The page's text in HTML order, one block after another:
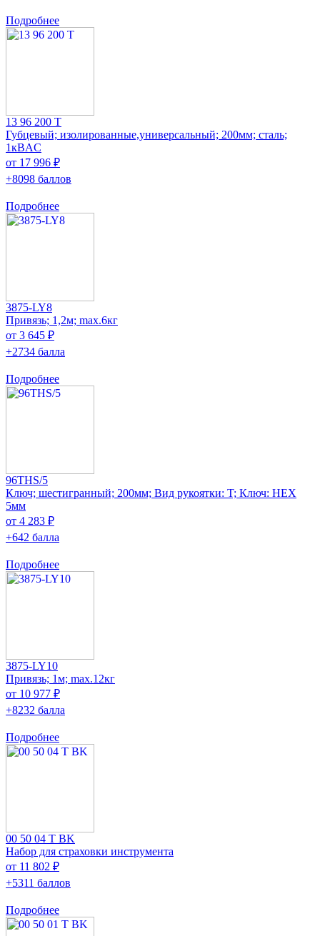
Подробнее
13 96 200 T
Губцевый; изолированные,универсальный; 200мм; сталь;
1кВAC
от 17 996 ₽
+8098 баллов
Подробнее
3875-LY8
Привязь; 1,2м; max.6кг
от 3 645 ₽
+2734 балла
Подробнее
96THS/5
Ключ; шестигранный; 200мм; Вид рукоятки: T; Ключ: HEX
5мм
от 4 283 ₽
+642 балла
Подробнее
3875-LY10
Привязь; 1м; max.12кг
от 10 977 ₽
+8232 балла
Подробнее
00 50 04 T BK
Набор для страховки инструмента
от 11 802 ₽
+5311 баллов
Подробнее